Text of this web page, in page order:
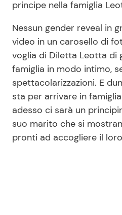
principe nella famiglia
Nessun gender reveal in
video in un carosello di
voglia di Diletta Leotta di
famiglia in modo intimo,
spettacolarizzazioni. E
sta per arrivare in
adesso ci sarà un
suo marito che si
pronti ad accogliere il